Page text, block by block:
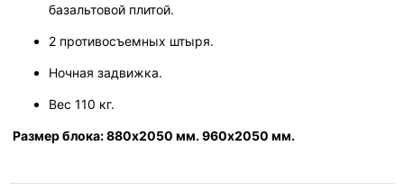
базальтовой плитой.
2 противосъемных штыря.
Ночная задвижка.
Вес 110 кг.
Размер блока: 880х2050 мм. 960х2050 мм.